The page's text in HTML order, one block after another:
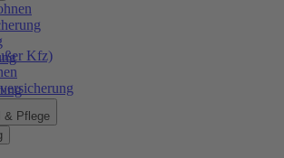
& Pflege
Kfz)